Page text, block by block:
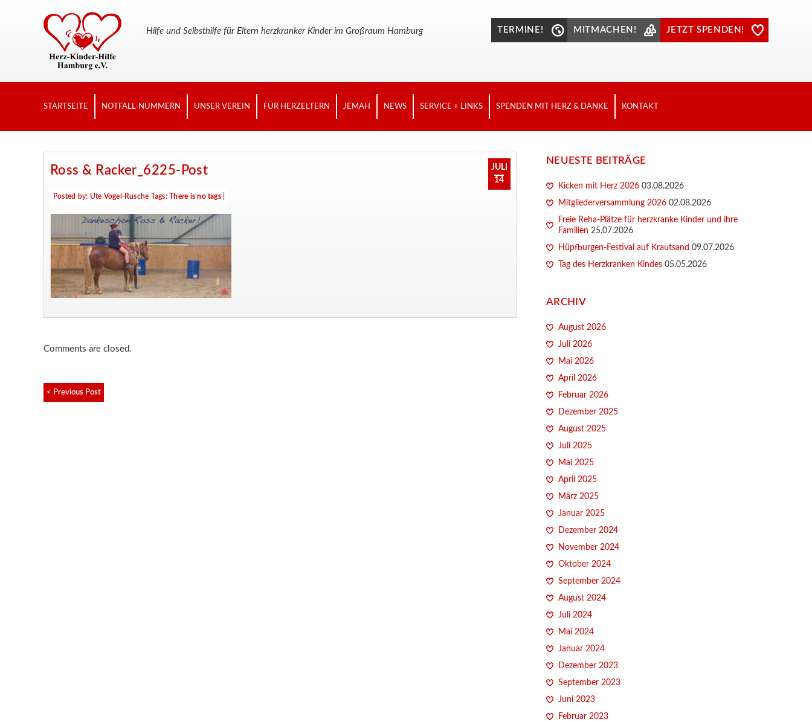
Hilfe und Selbsthilfe für Eltern herzkranker Kinder im Großraum Hamburg TERMINE! MITMACHEN! JETZT SPENDEN!
STARTSEITE NOTFALL-NUMMERN UNSER VEREIN FÜR HERZELTERN JEMAH NEWS SERVICE + LINKS SPENDEN MIT HERZ & DANKE KONTAKT
Ross & Racker_6225-Post
Posted by: Ute Vogel-Rusche Tags:There is no tags
JULI
14
Comments are closed.
< Previous Post
NEUESTE BEITRÄGE
Kicken mit Herz 2026 03.08.2026
Mitgliederversammlung 2026 02.08.2026
Freie Reha-Plätze für herzkranke Kinder und ihre
Familien 25.07.2026
Hüpfburgen-Festival auf Krautsand 09.07.2026
Tag des Herzkranken Kindes 05.05.2026
ARCHIV
August 2026
Juli 2026
Mai 2026
April 2026
Februar 2026
Dezember 2025
August 2025
Juli 2025
Mai 2025
April 2025
März 2025
Januar 2025
Dezember 2024
November 2024
Oktober 2024
September 2024
August 2024
Juli 2024
Mai 2024
Januar 2024
Dezember 2023
September 2023
Juni 2023
Februar 2023